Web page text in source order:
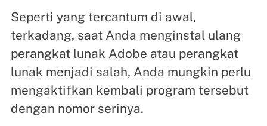
Seperti yang tercantum di awal,
terkadang, saat Anda menginstal ulang
perangkat lunak Adobe atau perangkat
lunak menjadi salah, Anda mungkin perlu
mengaktifkan kembali program tersebut
dengan nomor serinya.